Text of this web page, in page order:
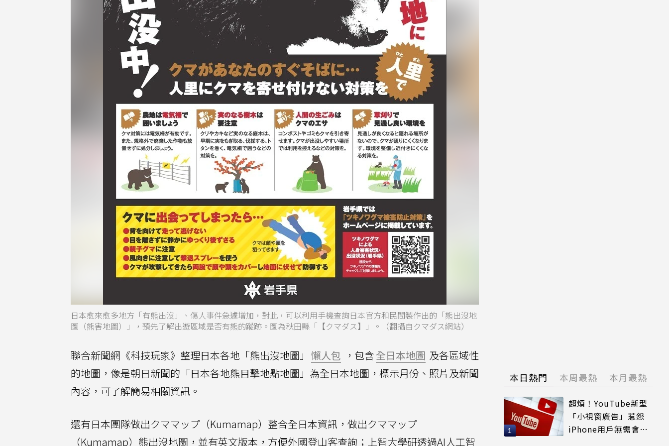
日本愈來愈多地方「有熊出沒」、傷人事件急遽增加，對此，可以利用手機查詢日本官方和民間製作出的「熊出沒地
圖（熊害地圖）」，預先了解出遊區域是否有熊的蹤跡。圖為秋田縣「【クマダス】」。（翻攝自クマダス網站）
聯合新聞網《科技玩家》整理日本各地「熊出沒地圖」 懶人包 ，包含全日本地圖 及各區域性
的地圖，像是朝日新聞的「日本各地熊目擊地點地圖」為全日本地圖，標示月份、照片及新聞
內容，可了解簡易相關資訊。
還有日本團隊做出クママップ（Kumamap）整合全日本資訊，做出クママップ
（Kumamap）熊出沒地圖，並有英文版本，方便外國登山客查詢；上智大學研透過AI人工智
本日熱門 本周最熱 本月最熱
超煩！YouTube新型
「小視窗廣告」惹怨
iPhone用戶無需會員